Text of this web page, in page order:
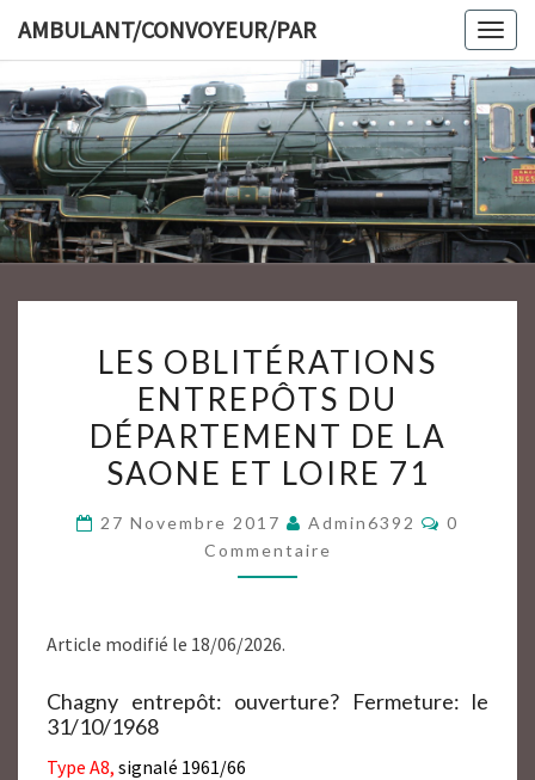
content
AMBULANT/CONVOYEUR/PAR
OBLITÉRATIONS
ENTREPÔTS
DU
DÉPARTEMENT
LA
SAONE
71
LES OBLITÉRATIONS
ENTREPÔTS DU
DÉPARTEMENT DE LA
SAONE ET LOIRE 71
27 Novembre 2017 Admin6392
0
Commentaire
Article modifié le 18/06/2026.
Chagny entrepôt: ouverture? Fermeture: le
31/10/1968
Type A8, signalé 1961/66